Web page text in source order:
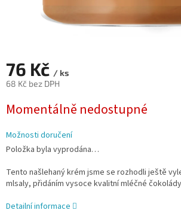
76 Kč / ks
68 Kč bez DPH
cena:
Momentálně nedostupné
Možnosti doručení
Položka byla vyprodána…
Tento našlehaný krém jsme se rozhodli ještě
mlsaly, přidáním vysoce kvalitní mléčné
Detailní informace